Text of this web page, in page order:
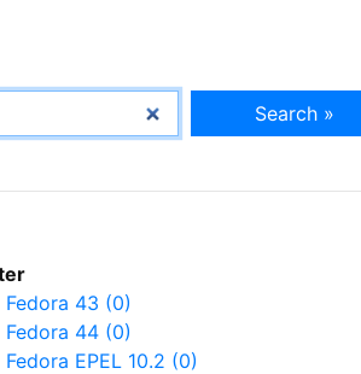
Search »
Fedora 43 (0)
Fedora 44 (0)
Fedora EPEL 10.2 (0)